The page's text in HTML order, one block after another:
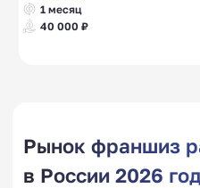
1 месяц
40 000 ₽
Рынок франшиз
в России 2026